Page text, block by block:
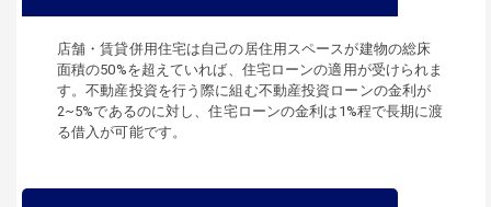
店舗・賃貸併用住宅は自己の居住用スペースが建物の総床
面積の50%を超えていれば、住宅ローンの適用が受けられま
す。不動産投資を行う際に組む不動産投資ローンの金利が
2~5%であるのに対し、住宅ローンの金利は1%程で長期に渡
る借入が可能です。